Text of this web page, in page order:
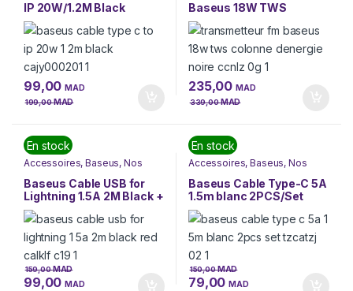
IP 20W/1.2M Black
(CAJY000201)
99,00MAD
199,00MAD
Baseus 18W TWS
Colonne d’énergie Noire
(CCNLZ-0G)
235,00MAD
339,00MAD
En stock
Accessoires,Baseus,Nos
Tablette
Baseus Cable USB for
Lightning 1.5A 2M Black +
RED (CALKLF-C19)
99,00MAD
159,00MAD
En stock
Accessoires,Baseus,Nos
Tablette
Baseus Cable Type-C 5A
1.5m blanc 2PCS/Set
(TZCATZJ-02)
79,00MAD
150,00MAD